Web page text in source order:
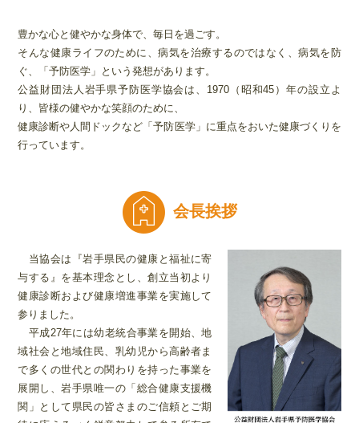
豊かな心と健やかな身体で、毎日を過ごす。
そんな健康ライフのために、病気を治療するのではなく、病気を防
ぐ、「予防医学」という発想があります。
公益財団法人岩手県予防医学協会は、1970（昭和45）年の設立よ
り、皆様の健やかな笑顔のために、
健康診断や人間ドックなど「予防医学」に重点をおいた健康づくりを
行っています。
会長挨拶
当協会は『岩手県民の健康と福祉に寄
与する』を基本理念とし、創立当初より
健康診断および健康増進事業を実施して
参りました。
平成27年には幼老統合事業を開始、地
域社会と地域住民、乳幼児から高齢者ま
で多くの世代との関わりを持った事業を
展開し、岩手県唯一の「総合健康支援機
関」として県民の皆さまのご信頼とご期